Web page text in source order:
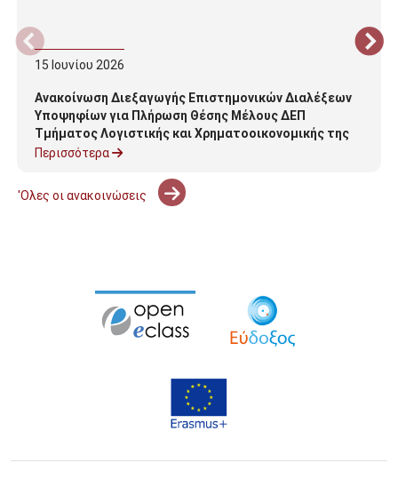
15 Ιουνίου 2026
Ανακοίνωση Διεξαγωγής Επιστημονικών Διαλέξεων
Υποψηφίων για Πλήρωση Θέσης Μέλους ΔΕΠ
Τμήματος Λογιστικής και Χρηματοοικονομικής της
Σχολής Διοίκησης
Περισσότερα
'Ολες οι ανακοινώσεις